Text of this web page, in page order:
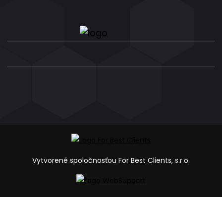
Vytvorené spoločnosťou For Best Clients, s.r.o.